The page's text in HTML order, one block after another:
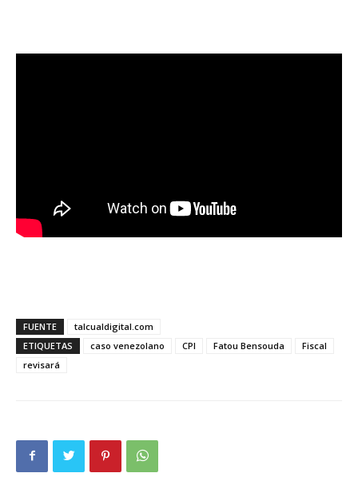
FUENTE
talcualdigital.com
ETIQUETAS
caso venezolano CPI Fatou Bensouda
Fiscal
revisará